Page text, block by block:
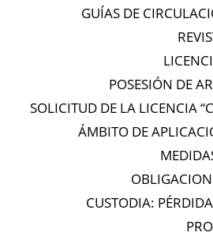
GUÍAS DE
POSESIÓN DE
SOLICITUD DE LA LICENCIA
ÁMBITO DE
CUSTODIA: